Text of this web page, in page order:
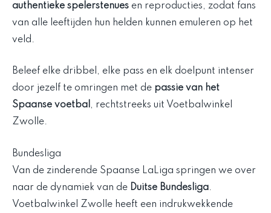
authentieke spelerstenues en reproducties, zodat fans
van alle leeftijden hun helden kunnen emuleren op het
veld.
Beleef elke dribbel, elke pass en elk doelpunt intenser
door jezelf te omringen met de passie van het
Spaanse voetbal, rechtstreeks uit Voetbalwinkel
Zwolle.
Bundesliga
Van de zinderende Spaanse LaLiga springen we over
naar de dynamiek van de Duitse Bundesliga.
Voetbalwinkel Zwolle heeft een indrukwekkende